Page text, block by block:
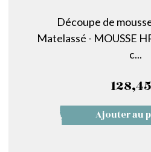
Découpe de
Matelassé - MOUSSE
c...
128,45
Ajouter au